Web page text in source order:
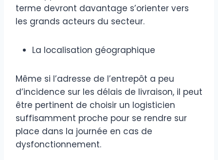
terme devront davantage s’orienter vers
les grands acteurs du secteur.
La localisation géographique
Même si l’adresse de l’entrepôt a peu
d’incidence sur les délais de livraison, il peut
être pertinent de choisir un logisticien
suffisamment proche pour se rendre sur
place dans la journée en cas de
dysfonctionnement.